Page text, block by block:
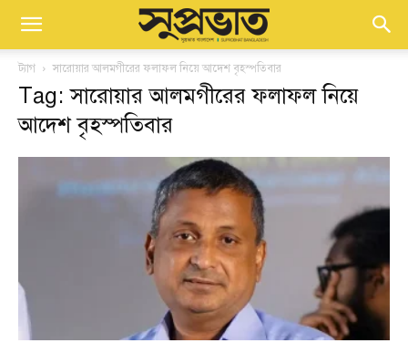
ট্যাগ সারোয়ার আলমগীরের ফলাফল নিয়ে আদেশ বৃহস্পতিবার
Tag: সারোয়ার আলমগীরের ফলাফল নিয়ে
আদেশ বৃহস্পতিবার